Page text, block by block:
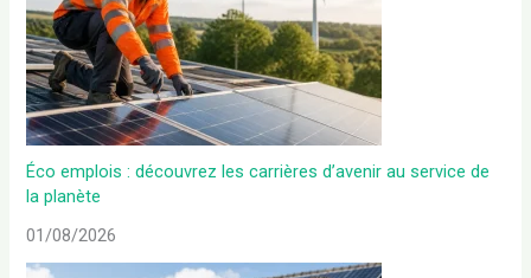
Éco emplois : découvrez les carrières d’avenir au service de
la planète
01/08/2026